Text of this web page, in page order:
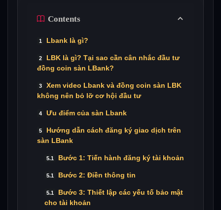
Contents
Lbank là gì?
LBK là gì? Tại sao cần cân nhắc đầu tư
đồng coin sàn LBank?
Xem video Lbank và đồng coin sàn LBK
không nên bỏ lỡ cơ hội đầu tư
Ưu điểm của sàn Lbank
Hướng dẫn cách đăng ký giao dịch trên
sàn LBank
Bước 1: Tiến hành đăng ký tài khoản
Bước 2: Điền thông tin
Bước 3: Thiết lập các yếu tố bảo mật
cho tài khoản